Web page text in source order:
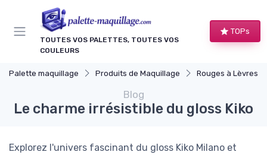
TOUTES VOS PALETTES, TOUTES VOS
COULEURS
TOPs
Palette maquillage Produits de Maquillage Rouges à Lèvres
Blog
Le charme irrésistible du gloss Kiko
Explorez l'univers fascinant du gloss Kiko Milano et
Panneau de gestion des cookies